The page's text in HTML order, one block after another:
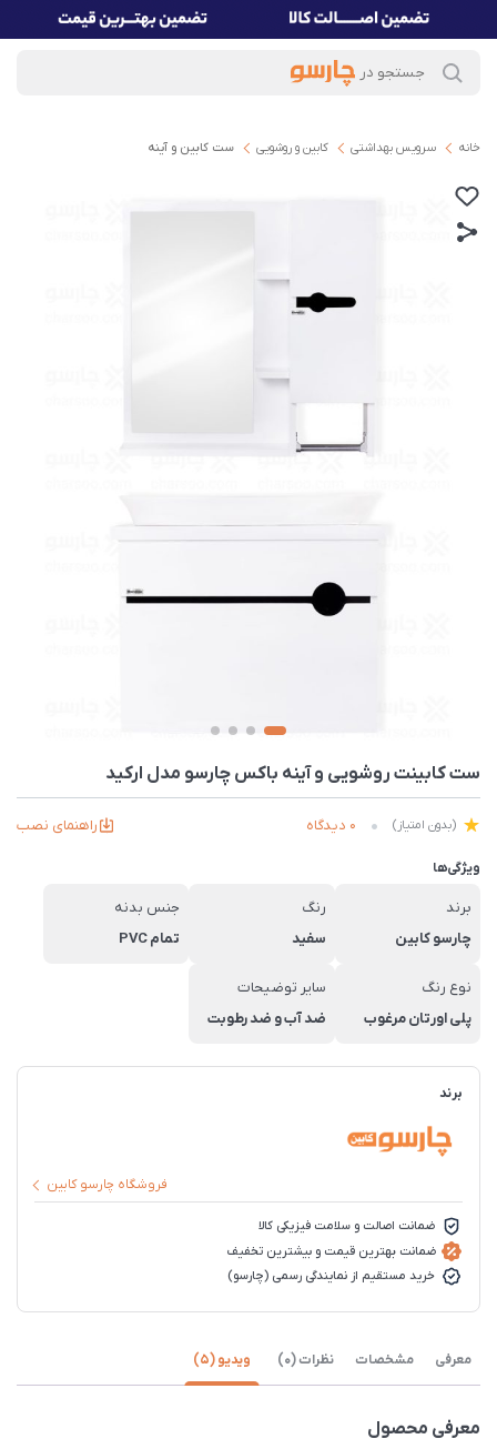
خانه سرویس بهداشتی کابین و روشویی ست کابین و آینه
ست کابینت روشویی و آینه باکس چارسو مدل ارکید
(بدون امتیاز) 0 دیدگاه راهنمای نصب
ویژگی‌ها
برند
چارسو کابین
رنگ
سفید
جنس بدنه
تمام PVC
نوع رنگ
پلی اورتان مرغوب
سایر توضیحات
ضد آب و ضد رطوبت
برند
فروشگاه چارسو کابین
ضمانت اصالت و سلامت فیزیکی کالا
ضمانت بهترین قیمت و بیشترین تخفیف
خرید مستقیم از نمایندگی رسمی (چارسو)
معرفی مشخصات نظرات (0) ویدیو (5)
معرفی محصول